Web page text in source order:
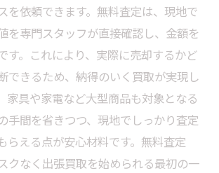
を依頼できます。無料査定は、現地で
を専門スタッフが直接確認し、金額を
す。これにより、実際に売却するかど
できるため、納得のいく買取が実現し
家具や家電など大型商品も対象となる
手間を省きつつ、現地でしっかり査定
らえる点が安心材料です。無料査定
クなく出張買取を始められる最初の一